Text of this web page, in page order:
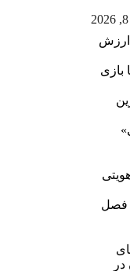
ارزش
بازی
ببینید: فصل